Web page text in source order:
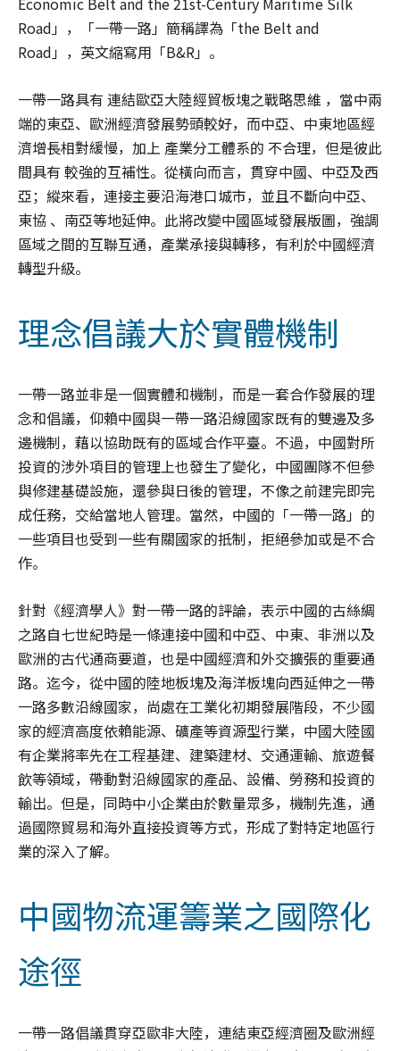
Road」，「一帶一路」簡稱譯為「the Belt and
Road」，英文縮寫用「B&R」。
一帶一路具有 連結歐亞大陸經貿板塊之戰略思維 ，當中兩
端的東亞、歐洲經濟發展勢頭較好，而中亞、中東地區經
濟增長相對緩慢，加上 產業分工體系的 不合理，但是彼此
間具有 較強的互補性。從橫向而言，貫穿中國、中亞及西
亞；縱來看，連接主要沿海港口城市，並且不斷向中亞、
東協 、南亞等地延伸。此將改變中國區域發展版圖，強調
區域之間的互聯互通，產業承接與轉移，有利於中國經濟
轉型升級。
理念倡議大於實體機制
一帶一路並非是一個實體和機制，而是一套合作發展的理
念和倡議，仰賴中國與一帶一路沿線國家既有的雙邊及多
邊機制，藉以協助既有的區域合作平臺。不過，中國對所
投資的涉外項目的管理上也發生了變化，中國團隊不但參
與修建基礎設施，還參與日後的管理，不像之前建完即完
成任務，交給當地人管理。當然，中國的「一帶一路」的
一些項目也受到一些有關國家的抵制，拒絕參加或是不合
作。
針對《經濟學人》對一帶一路的評論，表示中國的古絲綢
之路自七世紀時是一條連接中國和中亞、中東、非洲以及
歐洲的古代通商要道，也是中國經濟和外交擴張的重要通
路。迄今，從中國的陸地板塊及海洋板塊向西延伸之一帶
一路多數沿線國家，尚處在工業化初期發展階段，不少國
家的經濟高度依賴能源、礦產等資源型行業，中國大陸國
有企業將率先在工程基建、建築建材、交通運輸、旅遊餐
飲等領域，帶動對沿線國家的產品、設備、勞務和投資的
輸出。但是，同時中小企業由於數量眾多，機制先進，通
過國際貿易和海外直接投資等方式，形成了對特定地區行
業的深入了解。
中國物流運籌業之國際化
途徑
一帶一路倡議貫穿亞歐非大陸，連結東亞經濟圈及歐洲經